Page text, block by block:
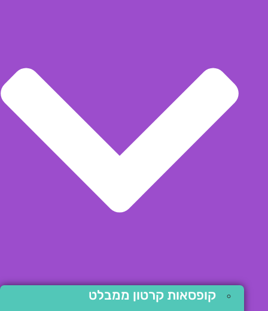
קופסאות קרטון ממבלט